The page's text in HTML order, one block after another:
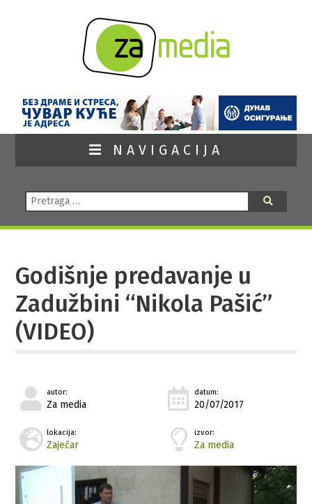
NAVIGACIJA
Pretraga:
Godišnje predavanje u
Zadužbini “Nikola Pašić”
(VIDEO)
autor:
Za media
datum:
20/07/2017
lokacija:
Zaječar
izvor:
Za media